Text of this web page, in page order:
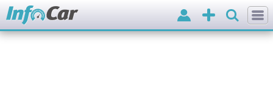
Додати
оголошення
Вхід